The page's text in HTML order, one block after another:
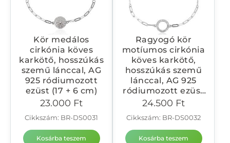
Kör medálos
cirkónia köves
karkötő, hosszúkás
szemű lánccal, AG
925 ródiumozott
ezüst (17 + 6 cm)
23.000 Ft
Cikkszám: BR-DS0031
Kosárba teszem
Ragyogó kör
motíumos cirkónia
köves karkötő,
hosszúkás szemű
lánccal, AG 925
ródiumozott ezüst
(17 + 6 cm)
24.500 Ft
Cikkszám: BR-DS0032
Kosárba teszem